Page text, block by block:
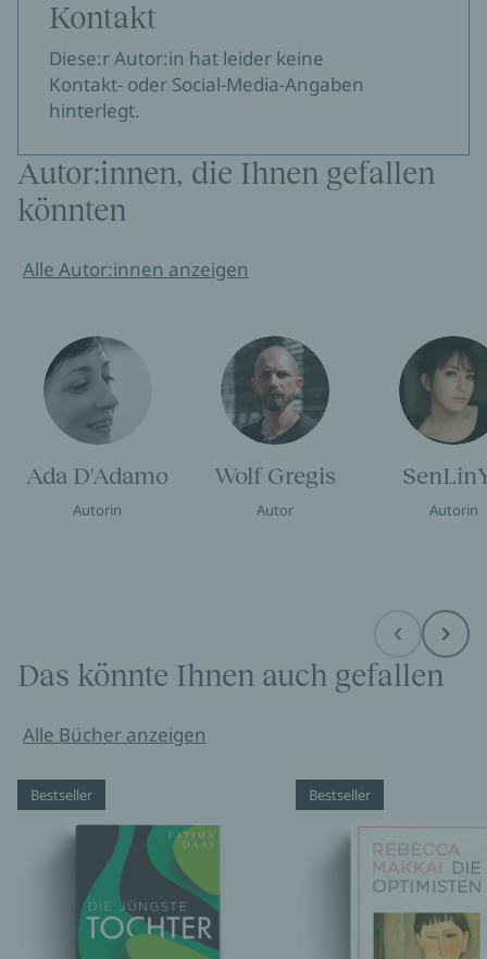
Kontakt
Diese:r Autor:in hat leider keine
Kontakt- oder Social-Media-Angaben
hinterlegt.
Autor:innen, die Ihnen gefallen
könnten
Alle Autor:innen anzeigen
Ada D'Adamo
Autorin
Wolf Gregis
Autor Autorin
Before Next
Das könnte Ihnen auch gefallen
Alle Bücher anzeigen
Bestseller Bestseller